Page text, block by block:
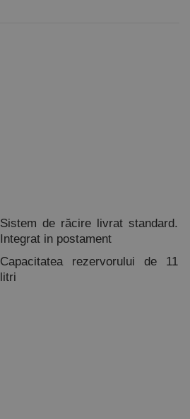
Sistem de răcire livrat standard.
Integrat in postament
Capacitatea rezervorului de 11
litri